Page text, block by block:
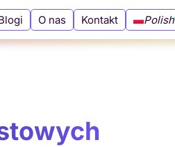
O nas Kontakt Polish